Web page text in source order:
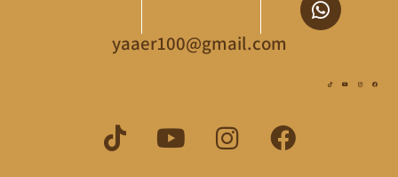
yaaer100@gmail.com